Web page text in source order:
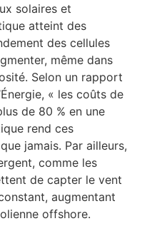
solaires et
atteint des
des cellules
même dans
Selon un rapport
« les coûts de
de 80 % en une
rend ces
jamais. Par ailleurs,
comme les
de capter le vent
augmentant
offshore.